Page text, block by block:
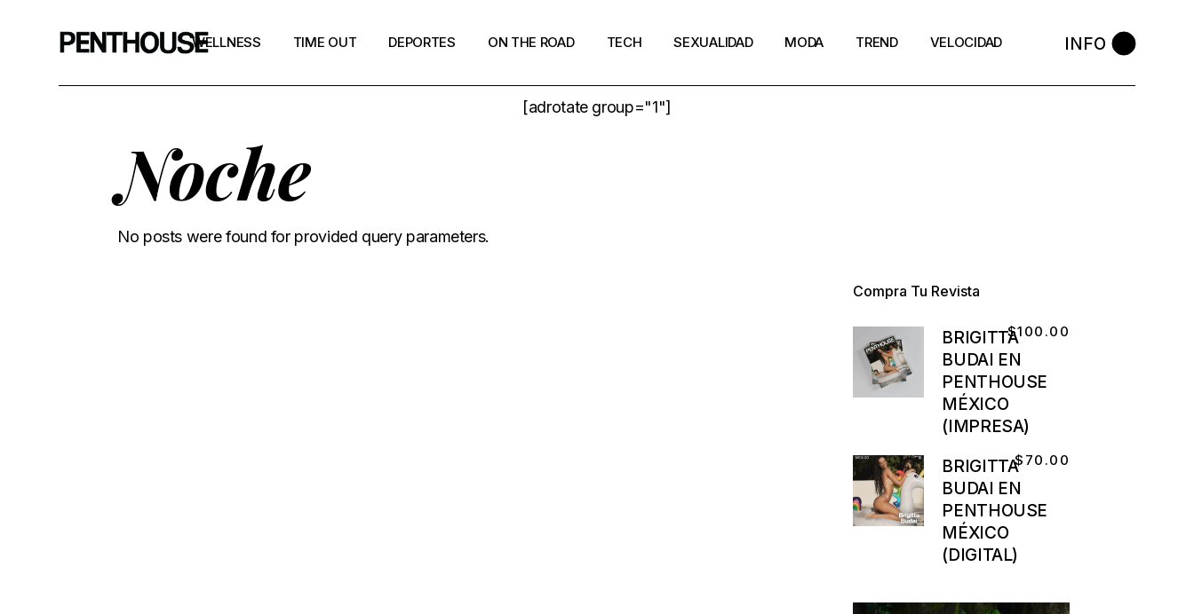
WELLNESS TIME OUT DEPORTES ON THE ROAD TECH SEXUALIDAD MODA TREND VELOCIDAD INFO
[adrotate group="1"]
Noche
No posts were found for provided query parameters.
Compra Tu Revista
BRIGITTA
BUDAI EN
PENTHOUSE
MÉXICO
(IMPRESA)
$100.00
BRIGITTA
BUDAI EN
PENTHOUSE
MÉXICO
(DIGITAL)
$ 70.00